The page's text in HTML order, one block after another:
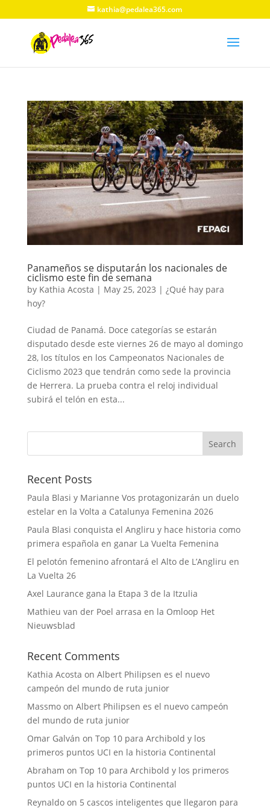
kathia@pedalea365.com
Panameños se disputarán los nacionales de
ciclismo este fin de semana
by Kathia Acosta | May 25, 2023 | ¿Qué hay para
hoy?
Ciudad de Panamá. Doce categorías se estarán
disputado desde este viernes 26 de mayo al domingo
28, los títulos en los Campeonatos Nacionales de
Ciclismo 2023 que tendrán como sede la provincia
de Herrera. La prueba contra el reloj individual
subirá el telón en esta...
Recent Posts
Paula Blasi y Marianne Vos protagonizarán un duelo
estelar en la Volta a Catalunya Femenina 2026
Paula Blasi conquista el Angliru y hace historia como
primera española en ganar La Vuelta Femenina
El pelotón femenino afrontará el Alto de L’Angliru en
La Vuelta 26
Axel Laurance gana la Etapa 3 de la Itzulia
Mathieu van der Poel arrasa en la Omloop Het
Nieuwsblad
Recent Comments
Kathia Acosta on Albert Philipsen es el nuevo
campeón del mundo de ruta junior
Massmoon Albert Philipsen es el nuevo campeón
del mundo de ruta junior
Omar Galván on Top 10 para Archibold y los
primeros puntos UCI en la historia Continental
Abraham on Top 10 para Archibold y los primeros
puntos UCI en la historia Continental
Reynaldoon 5 cascos inteligentes que llegaron para